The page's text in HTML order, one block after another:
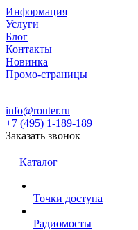
Информация
Услуги
Блог
Контакты
Новинка
Промо-страницы
info@router.ru
+7 (495) 1-189-189
Заказать звонок
Каталог
Точки доступа
Радиомосты